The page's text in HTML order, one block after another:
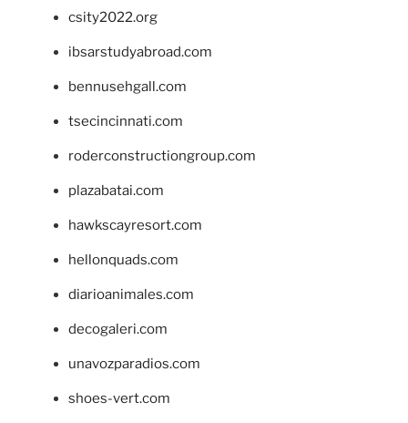
csity2022.org
ibsarstudyabroad.com
bennusehgall.com
tsecincinnati.com
roderconstructiongroup.com
plazabatai.com
hawkscayresort.com
hellonquads.com
diarioanimales.com
decogaleri.com
unavozparadios.com
shoes-vert.com